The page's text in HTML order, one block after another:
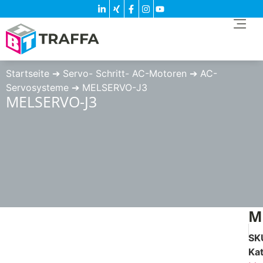
Startseite ➔ Servo- Schritt- AC-Motoren ➔ AC-
Servosysteme ➔ MELSERVO-J3
MELSERVO-J3